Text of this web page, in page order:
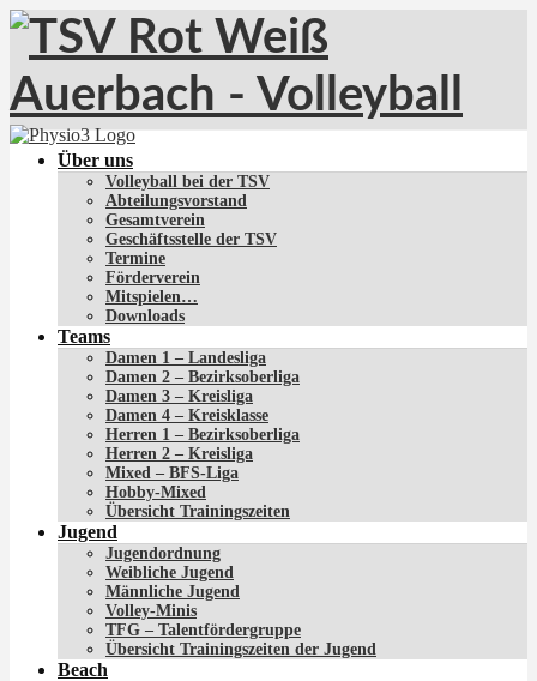
Über uns
Volleyball bei der TSV
Abteilungsvorstand
Gesamtverein
Geschäftsstelle der TSV
Termine
Förderverein
Mitspielen…
Downloads
Teams
Damen 1 – Landesliga
Damen 2 – Bezirksoberliga
Damen 3 – Kreisliga
Damen 4 – Kreisklasse
Herren 1 – Bezirksoberliga
Herren 2 – Kreisliga
Mixed – BFS-Liga
Hobby-Mixed
Übersicht Trainingszeiten
Jugend
Jugendordnung
Weibliche Jugend
Männliche Jugend
Volley-Minis
TFG – Talentfördergruppe
Übersicht Trainingszeiten der Jugend
Beach